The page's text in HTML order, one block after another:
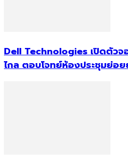
Dell Technologies เปิดตัวจ
ไกล ตอบโจทย์ห้องประชุมย่อย